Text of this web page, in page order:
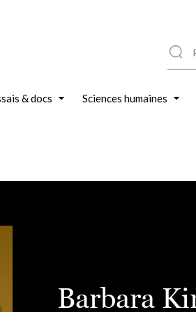
& docs Sciences humaines
Barbara